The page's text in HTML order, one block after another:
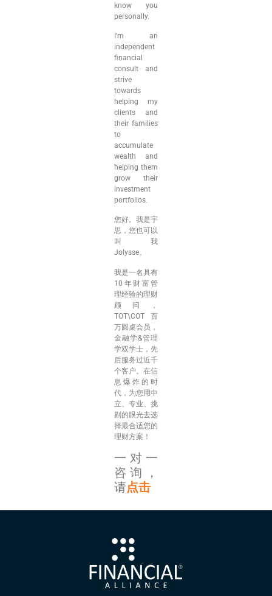
know you
personally.
I’m an
independent
financial
consult and
strive
towards
helping my
clients and
their families
to
accumulate
wealth and
helping them
grow their
investment
portfolios.
您好。我是宇
思，您也可以
叫我
Jolysse。
我是一名具有
10年财富管
理经验的理财
顾问，
TOT\COT百
万圆桌会员，
金融学&管理
学双学士，先
后服务过近千
个客户。在信
息爆炸的时
代，为您用中
立、专业、挑
剔的眼光去选
择最合适您的
理财方案！
一对一
咨询，
请点击